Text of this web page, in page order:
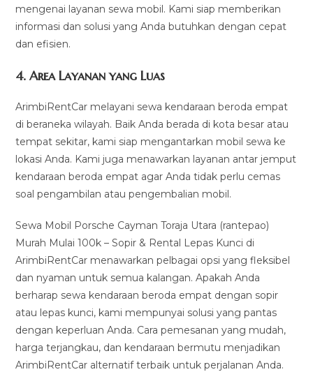
mengenai layanan sewa mobil. Kami siap memberikan
informasi dan solusi yang Anda butuhkan dengan cepat
dan efisien.
4.Area Layanan yang Luas
ArimbiRentCar melayani sewa kendaraan beroda empat
di beraneka wilayah. Baik Anda berada di kota besar atau
tempat sekitar, kami siap mengantarkan mobil sewa ke
lokasi Anda. Kami juga menawarkan layanan antar jemput
kendaraan beroda empat agar Anda tidak perlu cemas
soal pengambilan atau pengembalian mobil.
Sewa Mobil Porsche Cayman Toraja Utara (rantepao)
Murah Mulai 100k – Sopir & Rental Lepas Kunci di
ArimbiRentCar menawarkan pelbagai opsi yang fleksibel
dan nyaman untuk semua kalangan. Apakah Anda
berharap sewa kendaraan beroda empat dengan sopir
atau lepas kunci, kami mempunyai solusi yang pantas
dengan keperluan Anda. Cara pemesanan yang mudah,
harga terjangkau, dan kendaraan bermutu menjadikan
ArimbiRentCar alternatif terbaik untuk perjalanan Anda.